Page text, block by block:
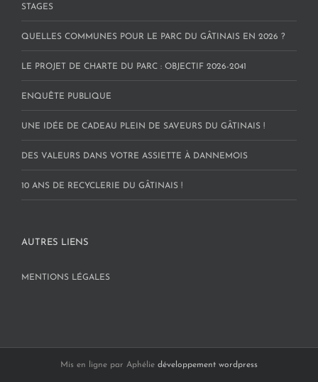
STAGES
QUELLES COMMUNES POUR LE PARC DU GÂTINAIS EN 2026 ?
LE PROJET DE CHARTE DU PARC : OBJECTIF 2026-2041
ENQUÊTE PUBLIQUE
UNE IDÉE DE CADEAU PLEIN DE SAVEURS DU GÂTINAIS !
DES VALEURS DANS VOTRE ASSIETTE À DANNEMOIS
10 ANS DE RECYCLERIE DU GÂTINAIS !
AUTRES LIENS
MENTIONS LÉGALES
Mis en ligne par Aphélie développement wordpress